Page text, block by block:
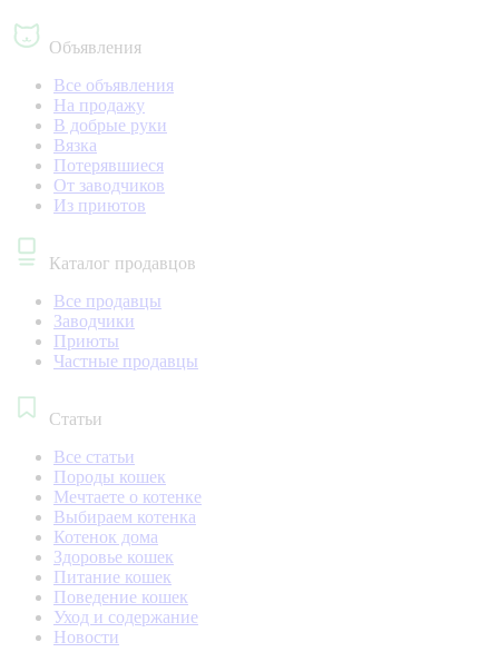
Объявления
Все объявления
На продажу
В добрые руки
Вязка
Потерявшиеся
От заводчиков
Из приютов
Каталог продавцов
Все продавцы
Заводчики
Приюты
Частные продавцы
Статьи
Все статьи
Породы кошек
Мечтаете о котенке
Выбираем котенка
Котенок дома
Здоровье кошек
Питание кошек
Поведение кошек
Уход и содержание
Новости